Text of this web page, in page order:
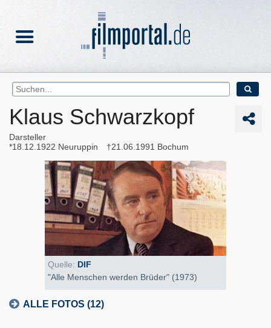
Klaus Schwarzkopf
Darsteller
18.12.1922 Neuruppin 21.06.1991 Bochum
Quelle: DIF
"Alle Menschen werden Brüder" (1973)
ALLE FOTOS (12)